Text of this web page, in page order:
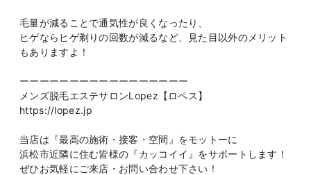
毛量が減ることで通気性が良くなったり、
ヒゲならヒゲ剃りの回数が減るなど、見た目以外のメリット
もありますよ！
ーーーーーーーーーーーーーーーーー
メンズ脱毛エステサロンLopez【ロペス】
https://lopez.jp
当店は『最高の施術・接客・空間』をモットーに
浜松市近隣に住む皆様の『カッコイイ』をサポートします！
ぜひお気軽にご来店・お問い合わせ下さい！